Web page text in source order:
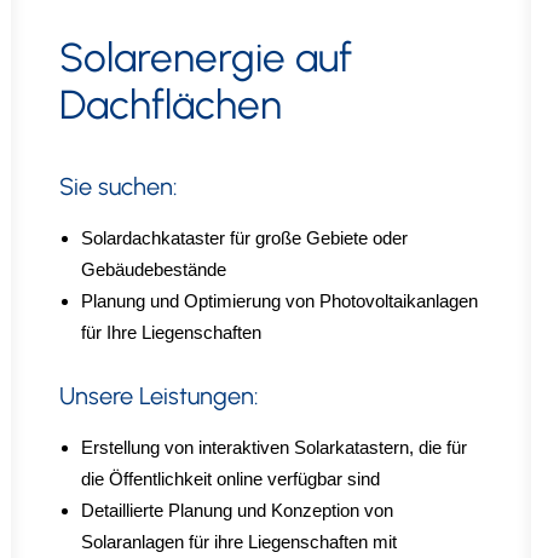
Solarenergie auf
Dachflächen
Sie suchen:
Solardachkataster für große Gebiete oder
Gebäudebestände
Planung und Optimierung von Photovoltaikanlagen
für Ihre Liegenschaften
Unsere Leistungen:
Erstellung von interaktiven Solarkatastern, die für
die Öffentlichkeit online verfügbar sind
Detaillierte Planung und Konzeption von
Solaranlagen für ihre Liegenschaften mit